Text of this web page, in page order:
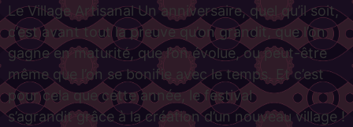
Le Village Artisanal Un anniversaire, quel qu’il soit,
c’est avant tout la preuve qu’on grandit, que l’on
gagne en maturité, que l’on évolue, ou peut-être
même que l’on se bonifie avec le temps. Et c’est
pour cela que cette année, le festival
s’agrandit grâce à la création d’un nouveau village !